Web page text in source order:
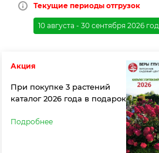
Текущие периоды отгрузок
10 августа - 30 сентября 2026 год
Акция
При покупке 3 растений
каталог 2026 года в подарок
Подробнее